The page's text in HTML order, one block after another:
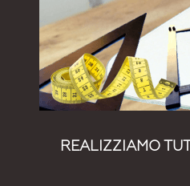
REALIZZIAMO